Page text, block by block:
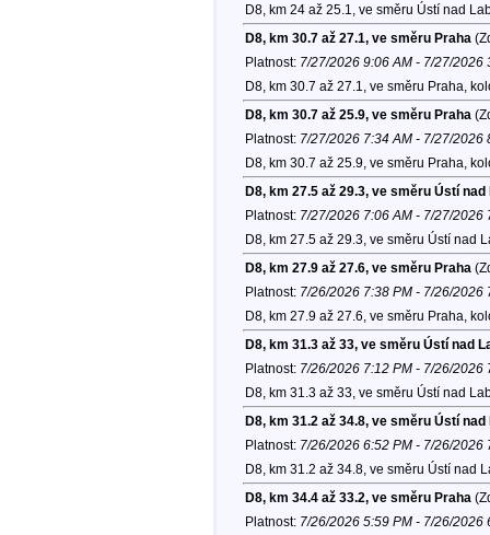
D8, km 24 až 25.1, ve směru Ústí nad
D8, km 30.7 až 27.1, ve směru Praha
Platnost: 7/27/2026 9:06 AM - 7/27/2026
D8, km 30.7 až 27.1, ve směru Praha,
D8, km 30.7 až 25.9, ve směru Praha
Platnost: 7/27/2026 7:34 AM - 7/27/2026
D8, km 30.7 až 25.9, ve směru Praha,
D8, km 27.5 až 29.3, ve směru Ústí nad
Platnost: 7/27/2026 7:06 AM - 7/27/2026
D8, km 27.5 až 29.3, ve směru Ústí nad
D8, km 27.9 až 27.6, ve směru Praha
Platnost: 7/26/2026 7:38 PM - 7/26/2026
D8, km 27.9 až 27.6, ve směru Praha,
D8, km 31.3 až 33, ve směru Ústí nad
Platnost: 7/26/2026 7:12 PM - 7/26/2026
D8, km 31.3 až 33, ve směru Ústí nad
D8, km 31.2 až 34.8, ve směru Ústí nad
Platnost: 7/26/2026 6:52 PM - 7/26/2026
D8, km 31.2 až 34.8, ve směru Ústí nad
D8, km 34.4 až 33.2, ve směru Praha
Platnost: 7/26/2026 5:59 PM - 7/26/2026